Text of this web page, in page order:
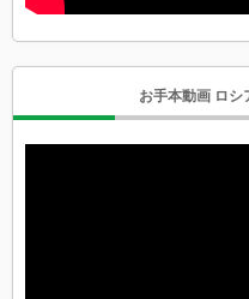
お手本動画 ロシ